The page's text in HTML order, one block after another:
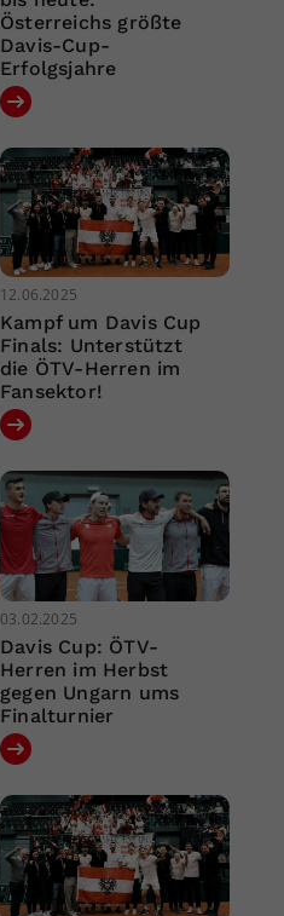
Österreichs größte
Davis-Cup-
Erfolgsjahre
12.06.2025
Kampf um Davis Cup
Finals: Unterstützt
die ÖTV-Herren im
Fansektor!
03.02.2025
Davis Cup: ÖTV-
Herren im Herbst
gegen Ungarn ums
Finalturnier